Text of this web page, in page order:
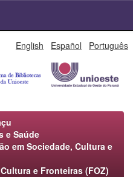
English Español Português
e Saúde
em Sociedade, Cultura e
e Fronteiras (FOZ)